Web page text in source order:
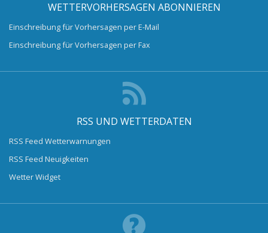
WETTERVORHERSAGEN ABONNIEREN
Einschreibung für Vorhersagen per E-Mail
Einschreibung für Vorhersagen per Fax
RSS UND WETTERDATEN
RSS Feed Wetterwarnungen
RSS Feed Neuigkeiten
Wetter Widget